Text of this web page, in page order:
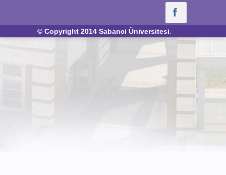
© Copyright 2014 Sabanci Üniversitesi